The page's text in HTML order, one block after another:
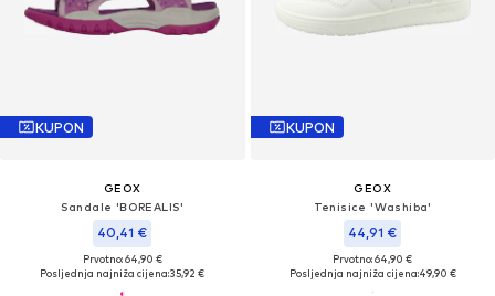
KUPON
GEOX
Sandale 'BOREALIS'
40,41 €
Prvotno: 64,90 €
Posljednja najniža cijena:35,92 €
KUPON
GEOX
Tenisice 'Washiba'
44,91 €
Prvotno: 64,90 €
Posljednja najniža cijena:49,90 €